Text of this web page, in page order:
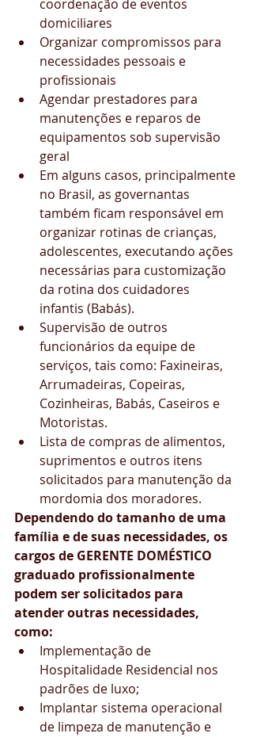
coordenação de eventos
domiciliares
Organizar compromissos para
necessidades pessoais e
profissionais
Agendar prestadores para
manutenções e reparos de
equipamentos sob supervisão
geral
Em alguns casos, principalmente
no Brasil, as governantas
também ficam responsável em
organizar rotinas de crianças,
adolescentes, executando ações
necessárias para customização
da rotina dos cuidadores
infantis (Babás).
Supervisão de outros
funcionários da equipe de
serviços, tais como: Faxineiras,
Arrumadeiras, Copeiras,
Cozinheiras, Babás, Caseiros e
Motoristas.
Lista de compras de alimentos,
suprimentos e outros itens
solicitados para manutenção da
mordomia dos moradores.
Dependendo do tamanho de uma
família e de suas necessidades, os
cargos de GERENTE DOMÉSTICO
graduado profissionalmente
podem ser solicitados para
atender outras necessidades,
como:
Implementação de
Hospitalidade Residencial nos
padrões de luxo;
Implantar sistema operacional
de limpeza de manutenção e